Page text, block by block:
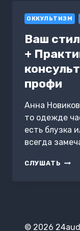
И
ОККУЛЬТИЗМ
Ваш
+
профи
Анна
то одежде
есть блузка
всегда
СЛУШАТЬ ВАШ
© 2026